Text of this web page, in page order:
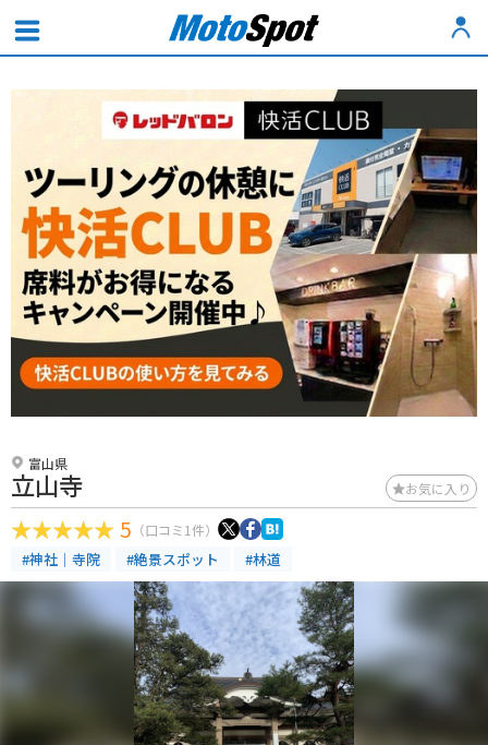
富山県
立山寺 お気に入り
5 （口コミ1件）
#神社｜寺院 #絶景スポット #林道